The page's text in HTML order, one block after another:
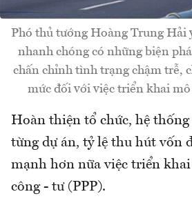
Phó thủ tướng Hoàng Trung Hải
nhanh chóng có những biện
chấn chỉnh tình trạng chậm trễ,
mức đối với việc triển khai
Hoàn thiện tổ chức, hệ thống
từng dự án, tỷ lệ thu hút vốn
mạnh hơn nữa việc triển
công - tư (PPP).